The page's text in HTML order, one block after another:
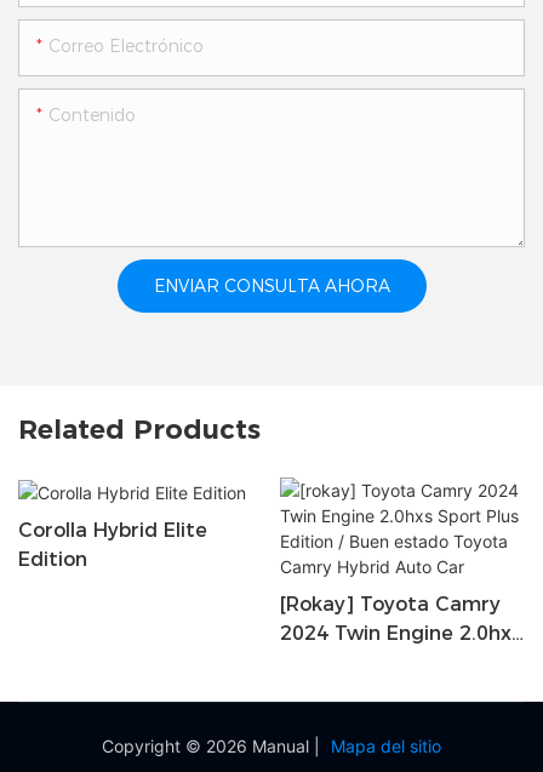
Correo Electrónico
Contenido
ENVIAR CONSULTA AHORA
Related Products
Corolla Hybrid Elite
Edition
[rokay] Toyota Camry
2024 Twin Engine 2.0hxs
Copyright © 2026 Manual | Mapa del sitio